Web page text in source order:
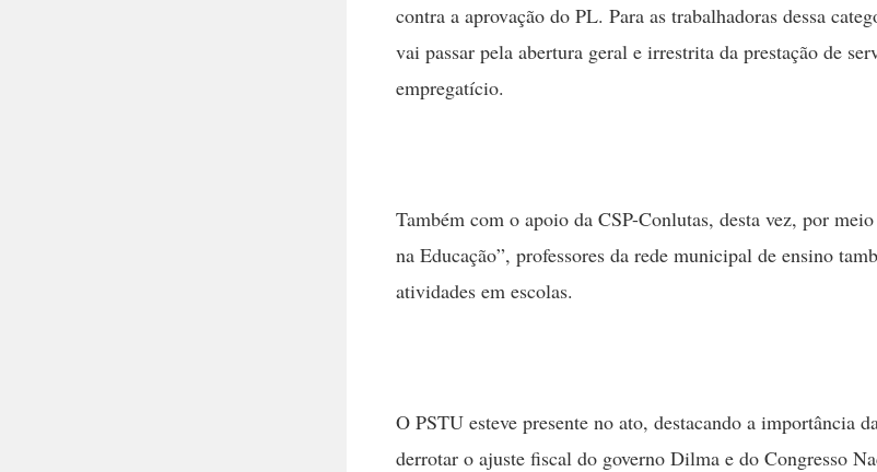
contra a aprovação do PL. Para as trabalhadoras dessa
vai passar pela abertura geral e irrestrita da prestação de
empregatício.
Também com o apoio da CSP-Conlutas, desta vez, por
na Educação”, professores da rede municipal de ensino
atividades em escolas.
O PSTU esteve presente no ato, destacando a importância
derrotar o ajuste fiscal do governo Dilma e do Congresso